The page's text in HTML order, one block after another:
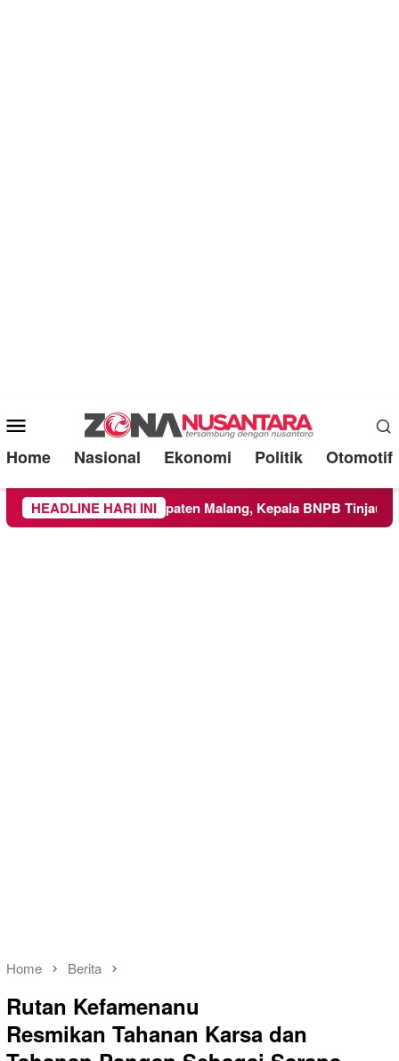
Mobile
Menu
Home Nasional Ekonomi Politik Otomotif
HEADLINE HARI INI
Wilayah Kabupaten Malang, Kepala BNPB Tinjau Langsung
Home Berita
Rutan Kefamenanu
Resmikan Tahanan Karsa dan